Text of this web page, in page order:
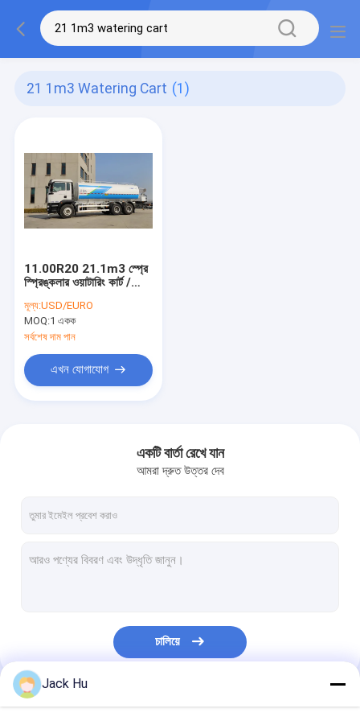
21 1m3 Watering Cart (1)
11.00R20 21.1m3 স্প্রে
স্প্রিঙ্কলার ওয়াটারিং কার্ট /
মূল্য:USD/EURO
MOQ:1 একক
সর্বশেষ দাম পান
এখন যোগাযোগ
একটি বার্তা রেখে যান
আমরা দ্রুত উত্তর দেব
চালিয়ে
আমাদের বিভাগসমূহ
Jack Hu